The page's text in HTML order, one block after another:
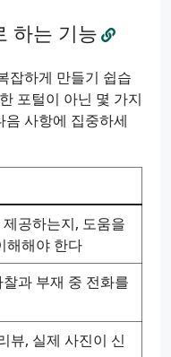
하는 기능
잡하게 만들기 쉽습
포털이 아닌 몇 가지
사항에 집중하세
공하는지, 도움을
해해야 한다
과 부재 중 전화를
뷰, 실제 사진이 신